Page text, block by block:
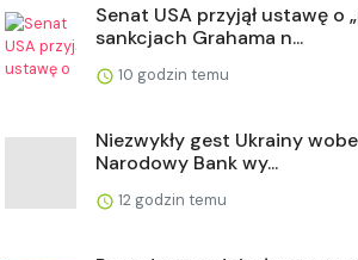
Senat USA przyjął ustawę o
sankcjach Grahama n...
10 godzin temu
Niezwykły gest Ukrainy
Narodowy Bank wy...
12 godzin temu